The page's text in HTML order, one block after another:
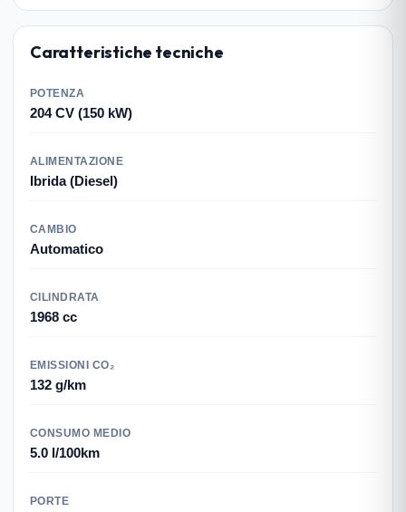
Caratteristiche tecniche
POTENZA
204 CV (150 kW)
ALIMENTAZIONE
Ibrida (Diesel)
CAMBIO
Automatico
CILINDRATA
1968 cc
EMISSIONI CO₂
132 g/km
CONSUMO MEDIO
5.0 l/100km
PORTE